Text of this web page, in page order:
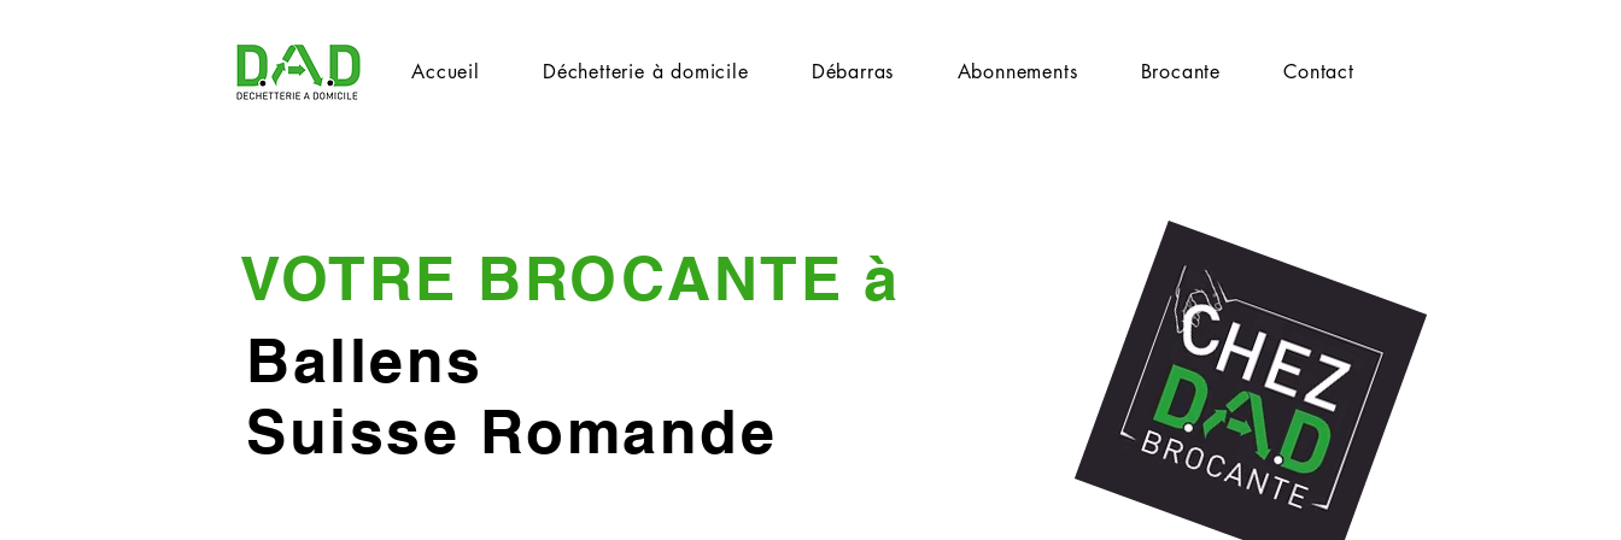
Accueil Déchetterie à domicile Débarras Abonnements Brocante Contact
VOTRE BROCANTE à
Ballens
Suisse Romande